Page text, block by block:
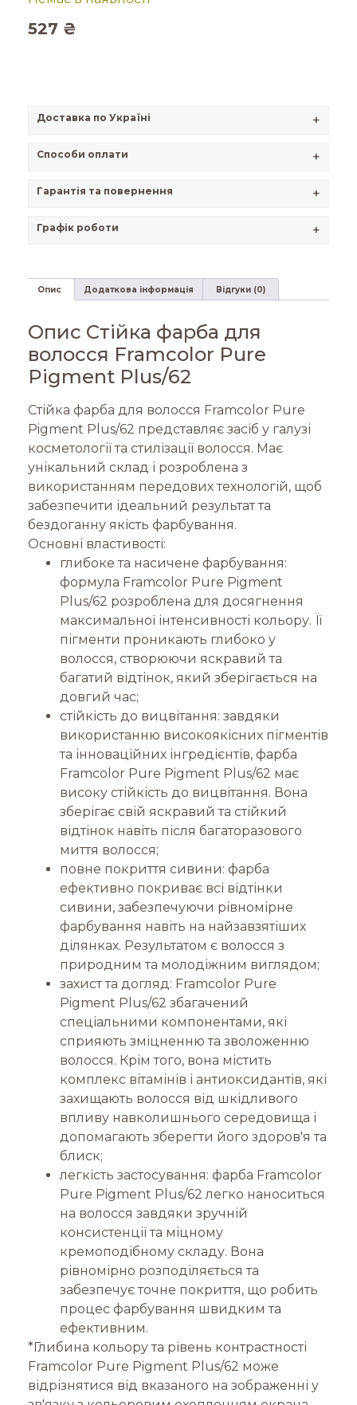
527 ₴
Доставка по Україні +
Способи оплати +
Гарантія та повернення +
Графік роботи +
Опис Додаткова інформація Відгуки (0)
Опис Стійка фарба для
волосся Framcolor Pure
Pigment Plus/62
Стійка фарба для волосся Framcolor Pure
Pigment Plus/62 представляє засіб у галузі
косметології та стилізації волосся. Має
унікальний склад і розроблена з
використанням передових технологій, щоб
забезпечити ідеальний результат та
бездоганну якість фарбування.
Основні властивості:
глибоке та насичене фарбування:
формула Framcolor Pure Pigment
Plus/62 розроблена для досягнення
максимальної інтенсивності кольору. Її
пігменти проникають глибоко у
волосся, створюючи яскравий та
багатий відтінок, який зберігається на
довгий час;
стійкість до вицвітання: завдяки
використанню високоякісних пігментів
та інноваційних інгредієнтів, фарба
Framcolor Pure Pigment Plus/62 має
високу стійкість до вицвітання. Вона
зберігає свій яскравий та стійкий
відтінок навіть після багаторазового
миття волосся;
повне покриття сивини: фарба
ефективно покриває всі відтінки
сивини, забезпечуючи рівномірне
фарбування навіть на найзавзятіших
ділянках. Результатом є волосся з
природним та молодіжним виглядом;
захист та догляд: Framcolor Pure
Pigment Plus/62 збагачений
спеціальними компонентами, які
сприяють зміцненню та зволоженню
волосся. Крім того, вона містить
комплекс вітамінів і антиоксидантів, які
захищають волосся від шкідливого
впливу навколишнього середовища і
допомагають зберегти його здоров'я та
блиск;
легкість застосування: фарба Framcolor
Pure Pigment Plus/62 легко наноситься
на волосся завдяки зручній
консистенції та міцному
кремоподібному складу. Вона
рівномірно розподіляється та
забезпечує точне покриття, що робить
процес фарбування швидким та
ефективним.
*Глибина кольору та рівень контрастності
Framcolor Pure Pigment Plus/62 може
відрізнятися від вказаного на зображенні у